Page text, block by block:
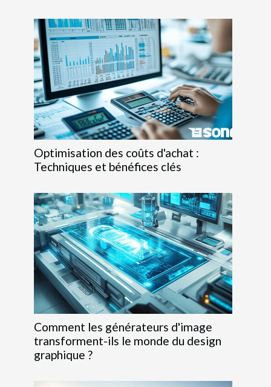
Optimisation des coûts d'achat :
Techniques et bénéfices clés
Comment les générateurs d'image
transforment-ils le monde du design
graphique ?